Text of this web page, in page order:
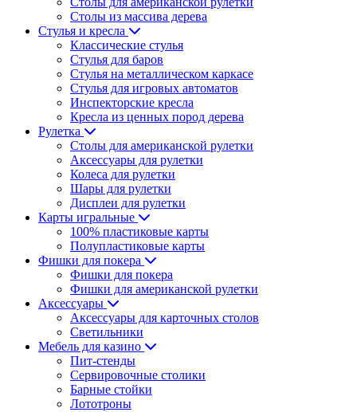
Столы из массива дерева
Стулья и кресла
Классические стулья
Стулья для баров
Стулья на металлическом каркасе
Стулья для игровых автоматов
Инспекторские кресла
Кресла из ценных пород дерева
Рулетка
Столы для американской рулетки
Аксессуары для рулетки
Колеса для рулетки
Шары для рулетки
Дисплеи для рулетки
Карты игральные
100% пластиковые карты
Полупластиковые карты
Фишки для покера
Фишки для покера
Фишки для американской рулетки
Аксессуары
Аксессуары для карточных столов
Светильники
Мебель для казино
Пит-стенды
Сервировочные столики
Барные стойки
Лототроны